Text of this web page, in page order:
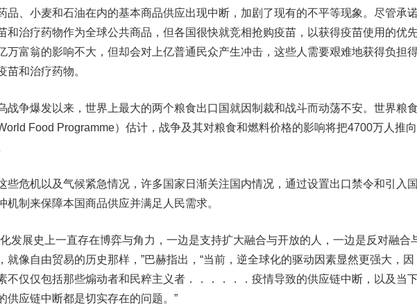
、小麦和石油在内的基本商品供应出现中断，加剧了现有的不平等现象。尽管承
和治疗药物作为全球公共商品，但各国很快就竞相抢购疫苗，以获得疫苗使用的优
万富翁的影响不大，但却会对上亿普通民众产生冲击，这些人需要艰难地获得负担
苗和治疗药物。
争爆发以来，世界上最大的两个粮食出口国就因制裁和战斗而动荡不安。世界粮食
Food Programme）估计，战争及其对粮食和燃料价格的影响将把4700万人推向
危机以及气候紧急情况，许多国家日渐关注国内情况，通过设置出口禁令和引入国
机制来保障本国商品供应并满足人民需求。
展史上一直存在博弈与角力，一边是支持扩大融合与开放的人，一边是反对融合
就像自由贸易的历史那样，”巴赫指出，“当前，逆全球化的驱动因素显然更强大，因
不仅仅包括那些煽动者和民粹主义者．．．．．．疫情导致的供应链中断，以及当
供应链中断都是切实存在的问题。”